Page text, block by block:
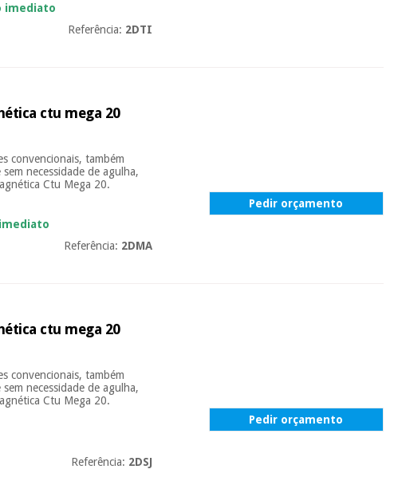
imediato
Referência: 2DTI
ctu mega 20
convencionais, também
necessidade de agulha,
Ctu Mega 20.
Referência: 2DMA
Pedir orçamento
ctu mega 20
convencionais, também
necessidade de agulha,
Ctu Mega 20.
Referência: 2DSJ
Pedir orçamento